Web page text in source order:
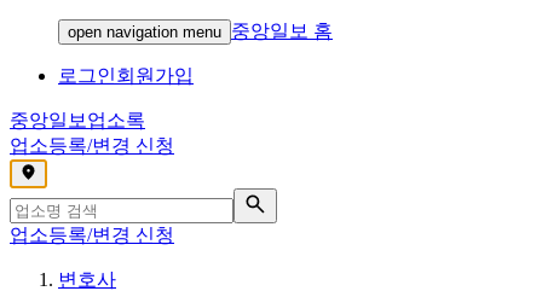
open navigation menu 중앙일보 홈
로그인회원가입
중앙일보 업소록
업소등록/변경 신청
,
업소등록/변경 신청
변호사